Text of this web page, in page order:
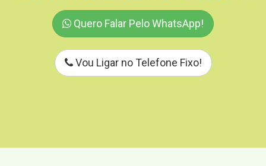
Quero Falar Pelo WhatsApp!
Vou Ligar no Telefone Fixo!